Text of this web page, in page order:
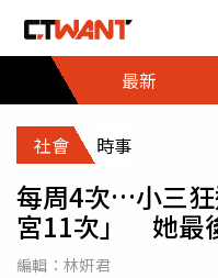
最新
社會 時事
每周4次…小三
宮11次」 她最
編輯： 林姸君